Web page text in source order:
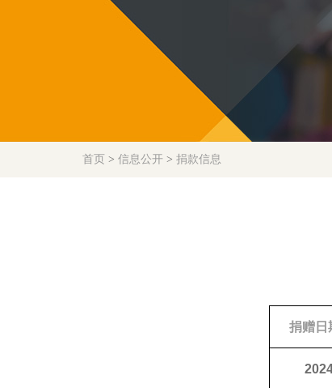
首页 > 信息公开 > 捐款信息
捐赠日